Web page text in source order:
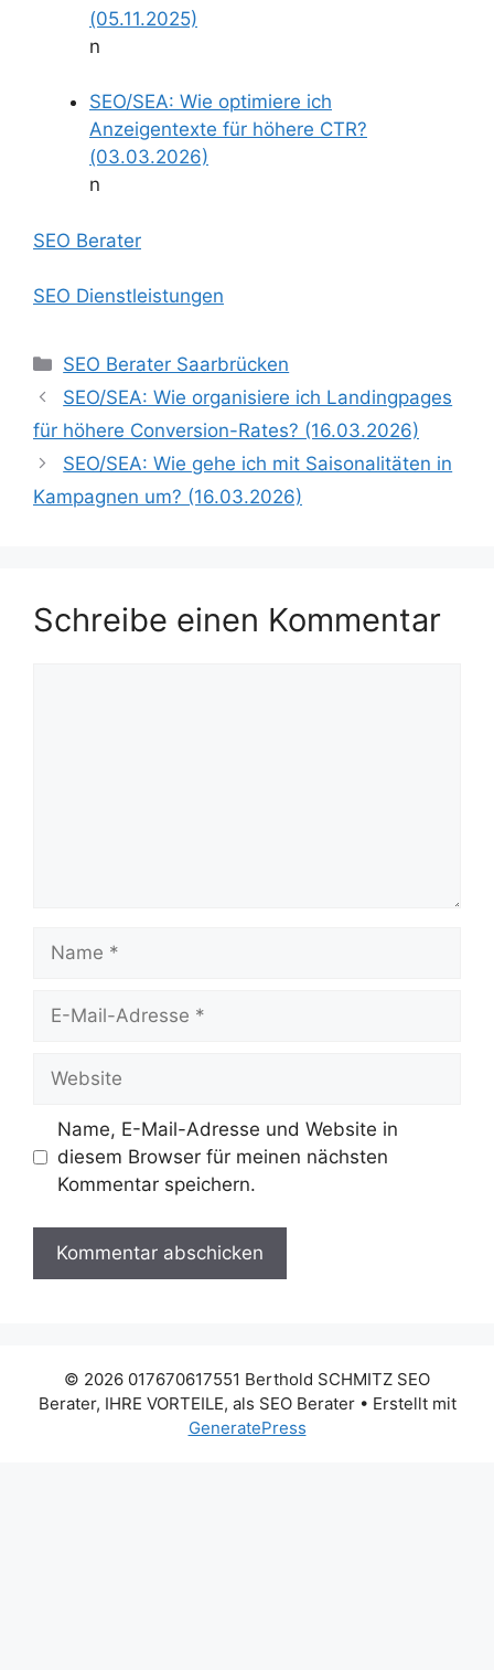
(05.11.2025)
n
SEO/SEA: Wie optimiere ich
Anzeigentexte für höhere CTR?
(03.03.2026)
n
SEO Berater
SEO Dienstleistungen
Kategorien
SEO Berater Saarbrücken
SEO/SEA: Wie organisiere ich Landingpages
für höhere Conversion-Rates? (16.03.2026)
SEO/SEA: Wie gehe ich mit Saisonalitäten in
Kampagnen um? (16.03.2026)
Schreibe einen Kommentar
Name
Website
Name, E-Mail-Adresse und Website in
diesem Browser für meinen nächsten
Kommentar speichern.
© 2026 017670617551 Berthold SCHMITZ SEO
Berater, IHRE VORTEILE, als SEO Berater• Erstellt mit
GeneratePress